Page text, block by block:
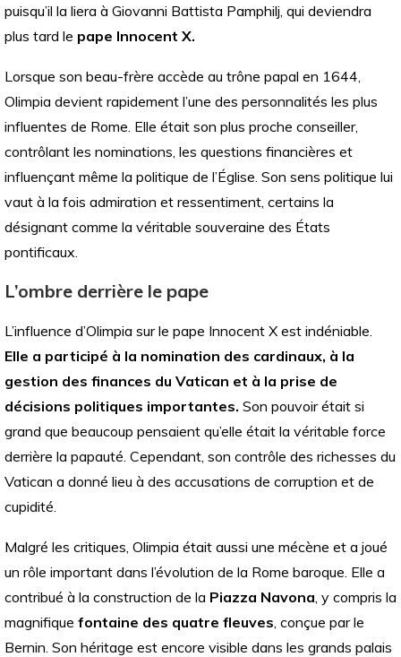
puisqu’il la liera à Giovanni Battista Pamphilj, qui deviendra
plus tard le pape Innocent X.
Lorsque son beau-frère accède au trône papal en 1644,
Olimpia devient rapidement l’une des personnalités les plus
influentes de Rome. Elle était son plus proche conseiller,
contrôlant les nominations, les questions financières et
influençant même la politique de l’Église. Son sens politique lui
vaut à la fois admiration et ressentiment, certains la
désignant comme la véritable souveraine des États
pontificaux.
L’ombre derrière le pape
L’influence d’Olimpia sur le pape Innocent X est indéniable.
Elle a participé à la nomination des cardinaux, à la
gestion des finances du Vatican et à la prise de
décisions politiques importantes. Son pouvoir était si
grand que beaucoup pensaient qu’elle était la véritable force
derrière la papauté. Cependant, son contrôle des richesses du
Vatican a donné lieu à des accusations de corruption et de
cupidité.
Malgré les critiques, Olimpia était aussi une mécène et a joué
un rôle important dans l’évolution de la Rome baroque. Elle a
contribué à la construction de la Piazza Navona , y compris la
magnifique fontaine des quatre fleuves , conçue par le
Bernin. Son héritage est encore visible dans les grands palais